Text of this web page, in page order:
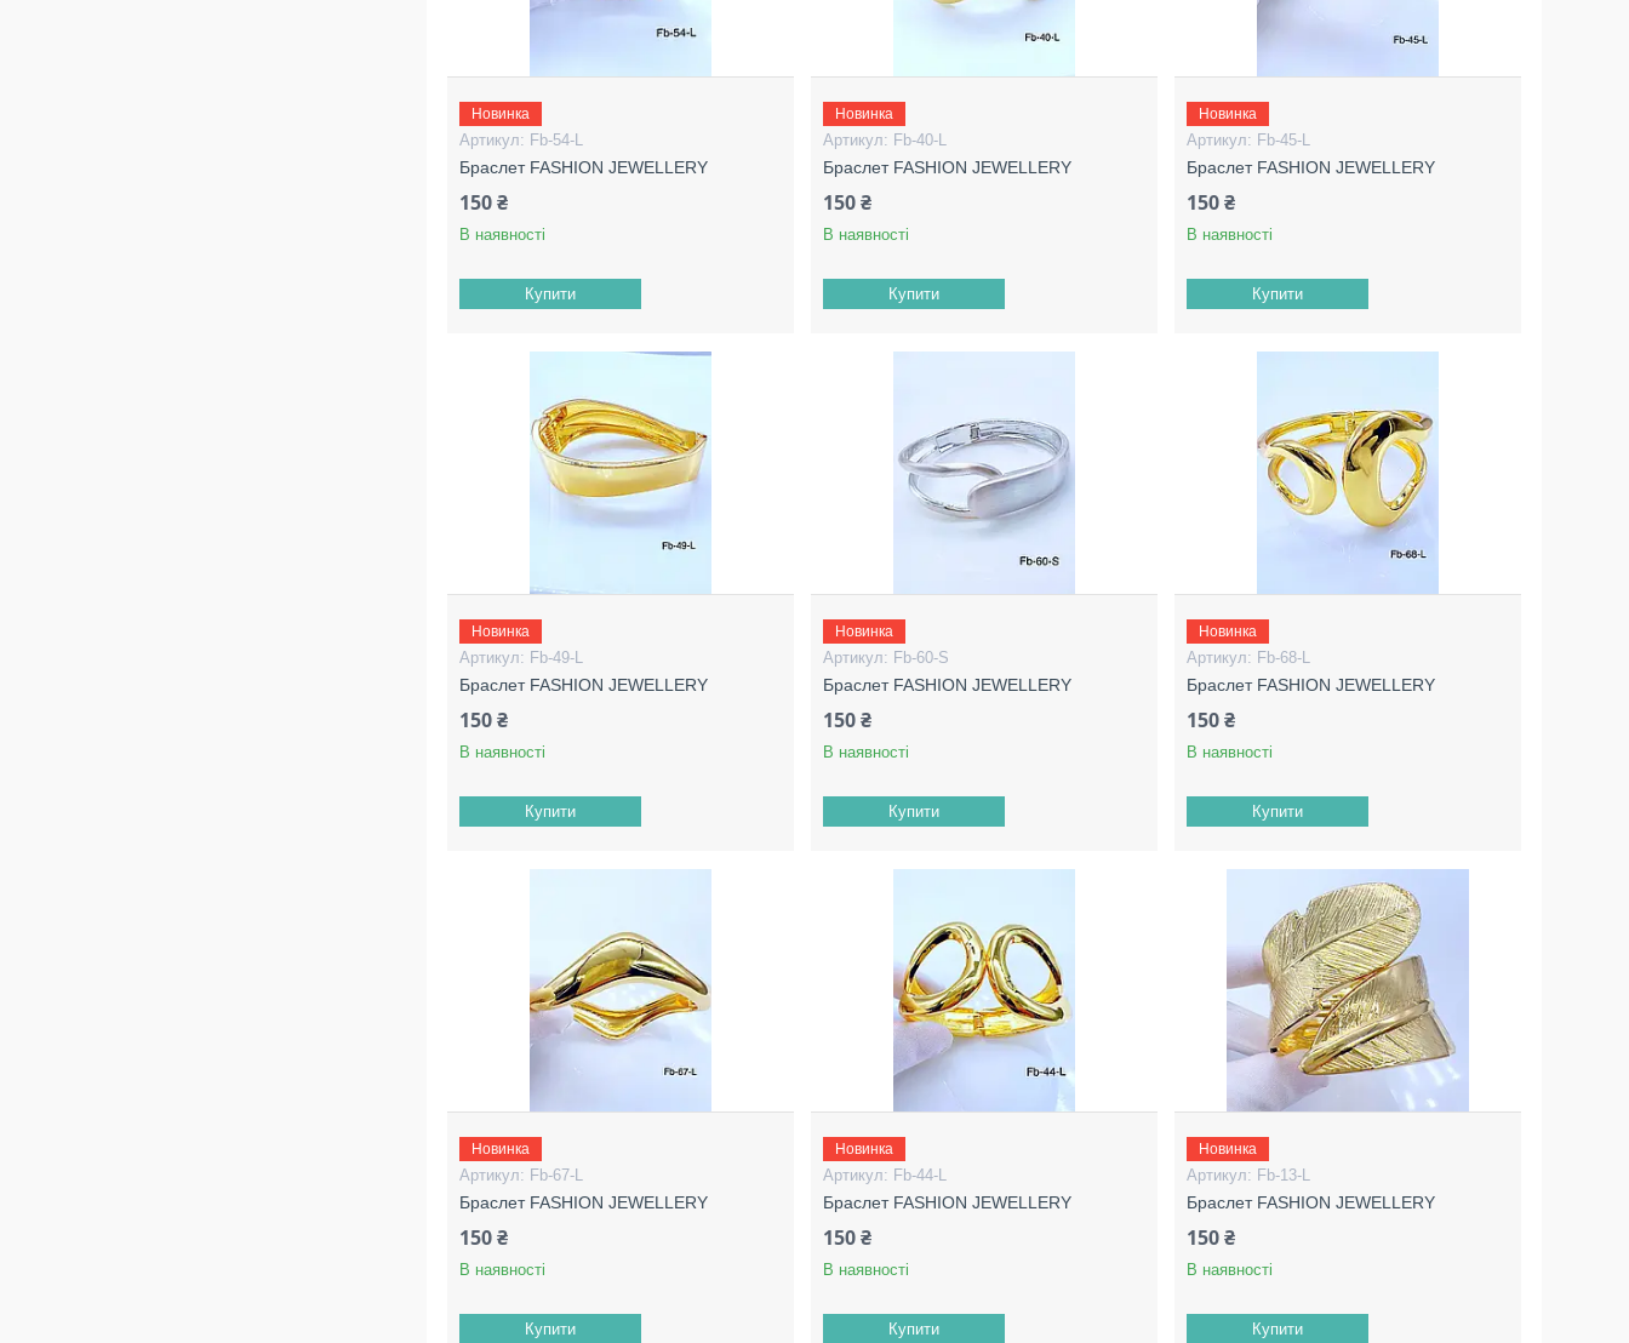
Новинка
Fb-54-L
Браслет FASHION JEWELLERY
150 ₴
В наявності
Купити
Новинка
Fb-40-L
Браслет FASHION JEWELLERY
150 ₴
В наявності
Купити
Новинка
Fb-45-L
Браслет FASHION JEWELLERY
150 ₴
В наявності
Купити
Новинка
Fb-49-L
Браслет FASHION JEWELLERY
150 ₴
В наявності
Купити
Новинка
Fb-60-S
Браслет FASHION JEWELLERY
150 ₴
В наявності
Купити
Новинка
Fb-68-L
Браслет FASHION JEWELLERY
150 ₴
В наявності
Купити
Новинка
Fb-67-L
Браслет FASHION JEWELLERY
150 ₴
В наявності
Купити
Новинка
Fb-44-L
Браслет FASHION JEWELLERY
150 ₴
В наявності
Купити
Новинка
Fb-13-L
Браслет FASHION JEWELLERY
150 ₴
В наявності
Купити